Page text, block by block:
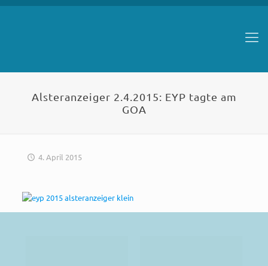
Alsteranzeiger 2.4.2015: EYP tagte am
GOA
4. April 2015